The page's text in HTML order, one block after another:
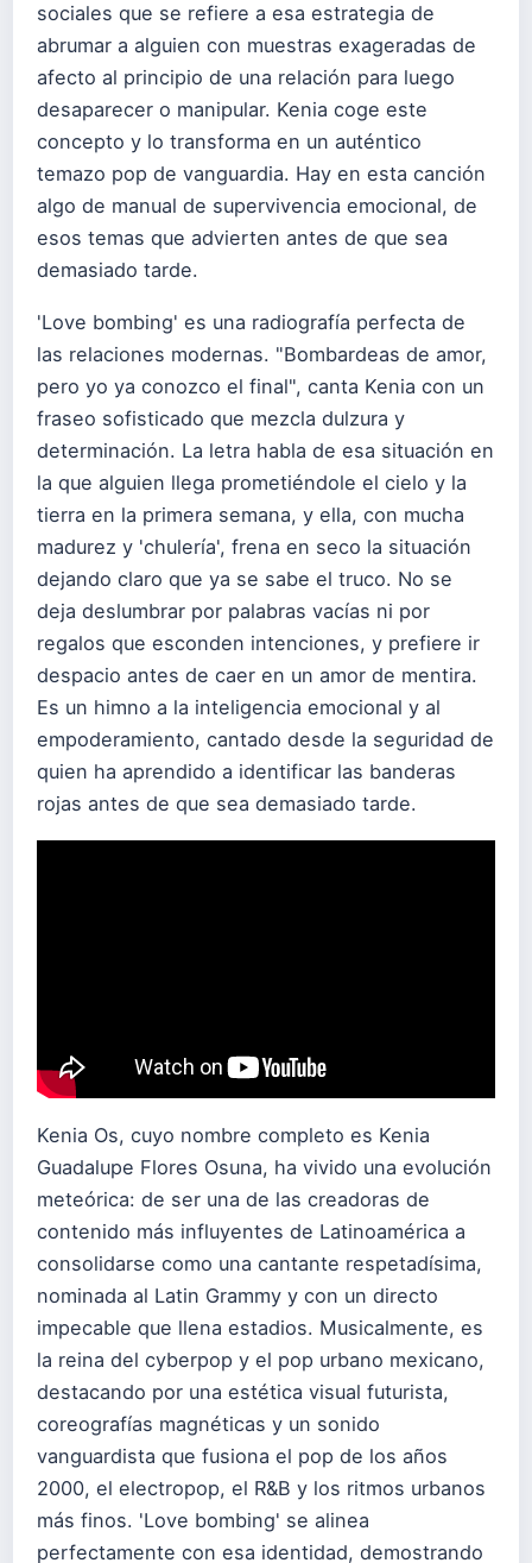
sociales que se refiere a esa estrategia de
abrumar a alguien con muestras exageradas de
afecto al principio de una relación para luego
desaparecer o manipular. Kenia coge este
concepto y lo transforma en un auténtico
temazo pop de vanguardia. Hay en esta canción
algo de manual de supervivencia emocional, de
esos temas que advierten antes de que sea
demasiado tarde.
'Love bombing' es una radiografía perfecta de
las relaciones modernas. "Bombardeas de amor,
pero yo ya conozco el final", canta Kenia con un
fraseo sofisticado que mezcla dulzura y
determinación. La letra habla de esa situación en
la que alguien llega prometiéndole el cielo y la
tierra en la primera semana, y ella, con mucha
madurez y 'chulería', frena en seco la situación
dejando claro que ya se sabe el truco. No se
deja deslumbrar por palabras vacías ni por
regalos que esconden intenciones, y prefiere ir
despacio antes de caer en un amor de mentira.
Es un himno a la inteligencia emocional y al
empoderamiento, cantado desde la seguridad de
quien ha aprendido a identificar las banderas
rojas antes de que sea demasiado tarde.
Kenia Os, cuyo nombre completo es Kenia
Guadalupe Flores Osuna, ha vivido una evolución
meteórica: de ser una de las creadoras de
contenido más influyentes de Latinoamérica a
consolidarse como una cantante respetadísima,
nominada al Latin Grammy y con un directo
impecable que llena estadios. Musicalmente, es
la reina del cyberpop y el pop urbano mexicano,
destacando por una estética visual futurista,
coreografías magnéticas y un sonido
vanguardista que fusiona el pop de los años
2000, el electropop, el R&B y los ritmos urbanos
más finos. 'Love bombing' se alinea
perfectamente con esa identidad, demostrando